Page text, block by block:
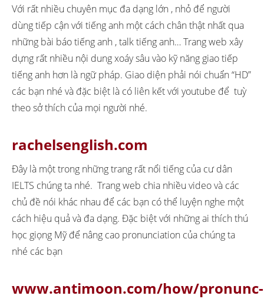
Với rất nhiều chuyên mục đa dạng lớn , nhỏ để người
dùng tiếp cận với tiếng anh một cách chân thật nhất qua
những bài báo tiếng anh , talk tiếng anh… Trang web xây
dựng rất nhiều nội dung xoáy sâu vào kỹ năng giao tiếp
tiếng anh hơn là ngữ pháp. Giao diện phải nói chuẩn “HD”
các bạn nhé và đặc biệt là có liên kết với youtube để tuỳ
theo sở thích của mọi người nhé.
rachelsenglish.com
Đây là một trong những trang rất nổi tiếng của cư dân
IELTS chúng ta nhé. Trang web chia nhiều video và các
chủ đề nói khác nhau để các bạn có thể luyện nghe một
cách hiệu quả và đa dạng. Đặc biệt với những ai thích thú
học giọng Mỹ để nâng cao pronunciation của chúng ta
nhé các bạn
www.antimoon.com/how/pronunc-